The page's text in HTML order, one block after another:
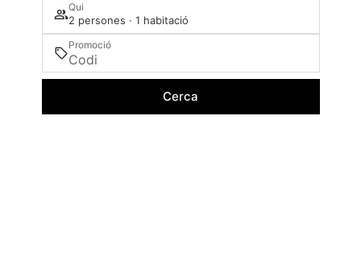
Qui
2 persones · 1 habitació
Promoció
Cerca